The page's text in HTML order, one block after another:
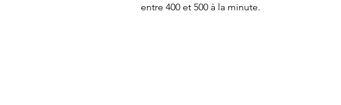
entre 400 et 500 à la minute.